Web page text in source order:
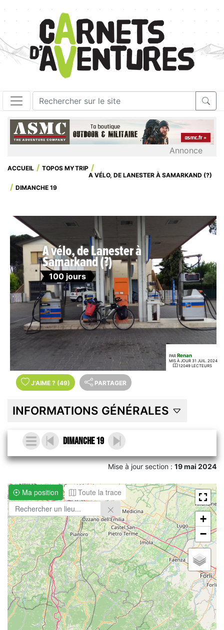
Annonce
ACCUEIL
TOPOS MYTRIP
A VÉLO, DE LANESTER À SAMARKAND (?)
DIMANCHE 19
A vélo, de Lanester à
Samarkand (?)
100 jours
PAR Renan
MIS À JOUR 31 JUIL. 2024
12049 LECTEURS
J'AIME ? (49) PARTAGER
INFORMATIONS GÉNÉRALES
Dimanche 19
Mise à jour section :19 mai 2024
Ma position Toute la trace
+
−